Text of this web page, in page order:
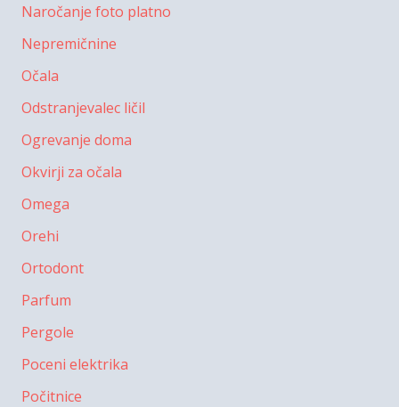
Naročanje foto platno
Nepremičnine
Očala
Odstranjevalec ličil
Ogrevanje doma
Okvirji za očala
Omega
Orehi
Ortodont
Parfum
Pergole
Poceni elektrika
Počitnice